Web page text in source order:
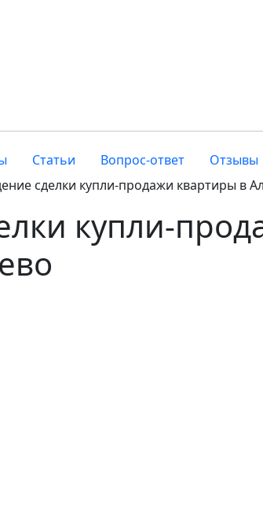
Статьи Вопрос-ответ Отзывы
сделки купли-продажи квартиры в
купли-